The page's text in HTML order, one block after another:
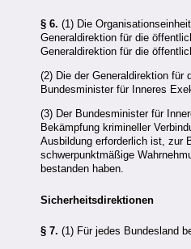
§ 6. (1) Die
Generaldirektion für die
Generaldirektion für die
(2) Die der Generaldirektion für
Bundesminister für Inneres
(3) Der Bundesminister für
Bekämpfung krimineller
Ausbildung erforderlich ist, zur
schwerpunktmäßige
bestanden haben.
Sicherheitsdirektionen
§ 7. (1) Für jedes Bundesland